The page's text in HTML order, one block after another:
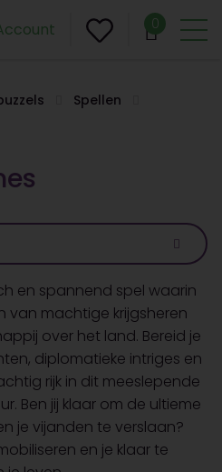
0
Spellen
en spannend spel waarin
van machtige krijgsheren
over het land. Bereid je
diplomatieke intriges en
rijk in dit meeslepende
Ben jij klaar om de ultieme
je vijanden te verslaan?
en je klaar te